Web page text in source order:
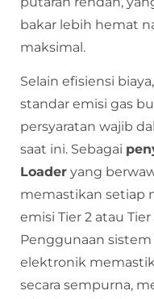
bakar lebih hemat
maksimal.
Selain efisiensi
standar emisi gas
persyaratan wajib
saat ini. Sebagai
Loader yang
memastikan setiap
emisi Tier 2 atau
Penggunaan
elektronik
secara sempurna,